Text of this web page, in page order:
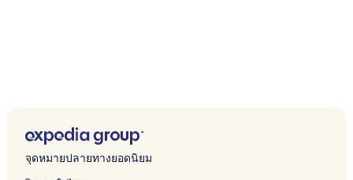
จุดหมายปลายทางยอดนิยม